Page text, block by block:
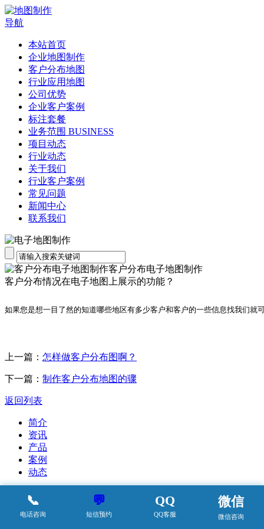
导航
本站首页
企业地图制作
客户分布地图
行业应用地图
公司优势
企业客户案例
标注套餐
业务范围 BUSINESS
项目动态
行业动态
关于我们
行业客户案例
常见问题
新闻中心
联系我们
客户分布电子地图制作
客户分布情况在电子地图上展示的功能？
如果您是想一目了然的知道哪些地区有多少客户和客户的一些信息找我们
上一篇： 怎样做客户分布图啊？
下一篇： 制作客户分布地图的骤
返回列表
📞
电话咨询
💬
短信预约
QQ
QQ客服
微信
微信咨询
简介
资讯
产品
案例
动态